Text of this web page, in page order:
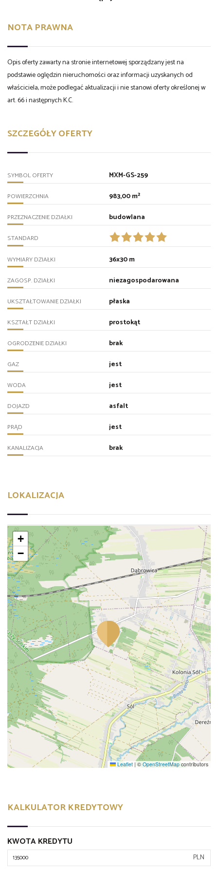
NOTA PRAWNA
Opis oferty zawarty na stronie internetowej sporządzany jest na
podstawie oględzin nieruchomości oraz informacji uzyskanych od
właściciela, może podlegać aktualizacji i nie stanowi oferty określonej w
art. 66 i następnych K.C.
SZCZEGÓŁY OFERTY
SYMBOL OFERTY MXM-GS-259
POWIERZCHNIA 983,00 m²
PRZEZNACZENIE DZIAŁKI budowlana
STANDARD
WYMIARY DZIAŁKI 36x30 m
ZAGOSP. DZIAŁKI niezagospodarowana
UKSZTAŁTOWANIE DZIAŁKI płaska
KSZTAŁT DZIAŁKI prostokąt
OGRODZENIE DZIAŁKI brak
GAZ jest
WODA jest
DOJAZD asfalt
PRĄD jest
KANALIZACJA brak
LOKALIZACJA
+
−
Leaflet | © OpenStreetMap contributors
KALKULATOR KREDYTOWY
KWOTA KREDYTU
PLN